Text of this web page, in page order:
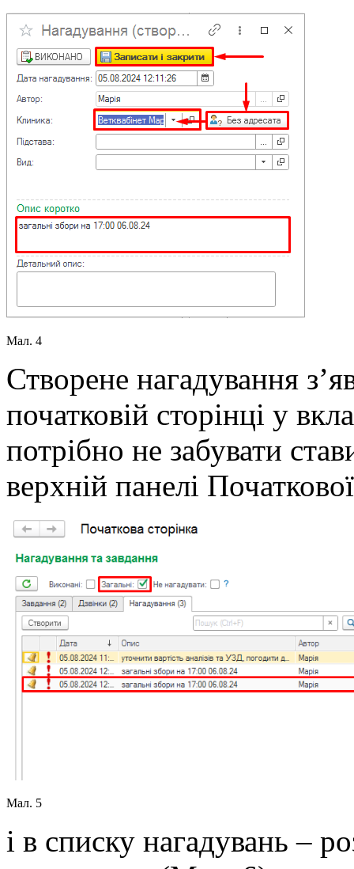
Мал. 4
Створене нагадування
початковій сторінці у
потрібно не забувати
верхній панелі
Мал. 5
і в списку нагадувань –